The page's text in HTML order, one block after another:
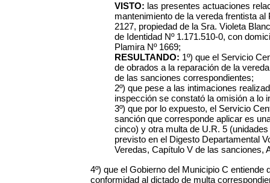
VISTO: las presentes actuaciones
mantenimiento de la vereda frentista al
2127, propiedad de la Sra. Violeta
de Identidad Nº 1.171.510-0, con
Plamira Nº 1669;
RESULTANDO: 1º) que el Servicio
de obrados a la reparación de la
de las sanciones correspondientes;
2º) que pese a las intimaciones
inspección se constató la omisión a lo
3º) que por lo expuesto, el Servicio
sanción que corresponde aplicar es
cinco) y otra multa de U.R. 5
previsto en el Digesto Departamental
Veredas, Capítulo V de las sanciones,
4º) que el Gobierno del Municipio C entiende
conformidad al dictado de multa